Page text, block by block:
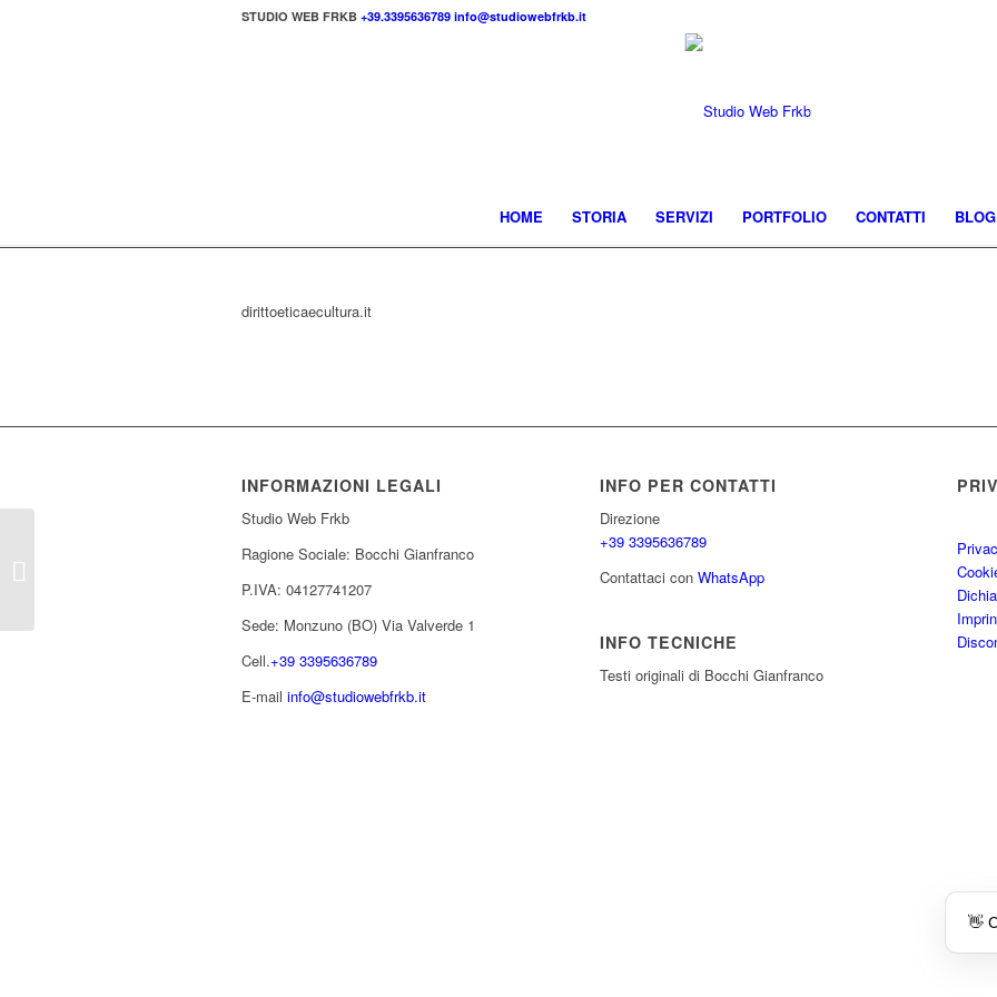
STUDIO WEB FRKB +39.3395636789 info@studiowebfrkb.it
HOME STORIA SERVIZI PORTFOLIO CONTATTI BLOG
dirittoeticaecultura.it
INFORMAZIONI LEGALI
Studio Web Frkb
Ragione Sociale: Bocchi Gianfranco
P.IVA: 04127741207
Sede: Monzuno (BO) Via Valverde 1
Cell.+39 3395636789
E-mail info@studiowebfrkb.it
INFO PER CONTATTI
Direzione
+39 3395636789
Contattaci con WhatsApp
INFO TECNICHE
Testi originali di Bocchi Gianfranco
👋